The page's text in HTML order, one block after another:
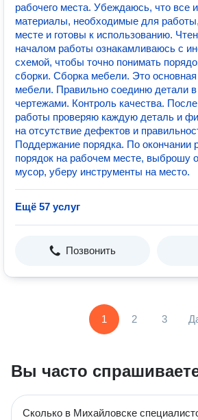
рабочего места. Убеждаюсь, что все
материалы, необходимые для
месте и готовы к использованию.
началом работы ознакамливаюсь с
схемой, чтобы точно понимать
сборки. Сборка мебели. Это
мебели. Правильно соединю детали в
чертежами. Контроль качества.
работы проверяю каждую деталь и
на отсутствие дефектов и
Поддержание порядка. По окончании
порядок на рабочем месте, выброшу
мусор, уберу инструменты на место.
Ещё 57 услуг
Позвонить
1 2 3
Вы часто
Сколько в Михайловске